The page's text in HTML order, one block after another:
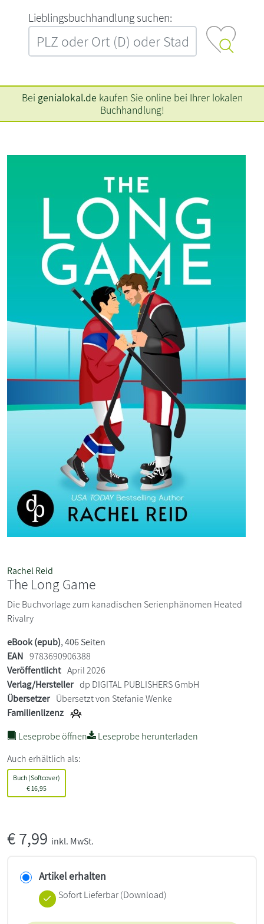
L‍i‍e‍b‍l‍i‍n‍g‍s‍b‍u‍c‍h‍h‍a‍n‍d‍l‍u‍n‍g‍ ‍s‍u‍c‍h‍e‍n‍:‍
Bei genialokal.de kaufen Sie online bei Ihrer lokalen
Buchhandlung!
Rachel Reid
The Long Game
Die Buchvorlage zum kanadischen Serienphänomen Heated
Rivalry
eBook (epub), 406 Seiten
EAN 9783690906388
Veröffentlicht April 2026
Verlag/Hersteller dp DIGITAL PUBLISHERS GmbH
Übersetzer Übersetzt von Stefanie Wenke
Familienlizenz
Leseprobe öffnen
Leseprobe herunterladen
Auch erhältlich als:
Buch (Softcover)
€ 16,95
€7,99 inkl. MwSt.
Artikel erhalten
Sofort Lieferbar (Download)